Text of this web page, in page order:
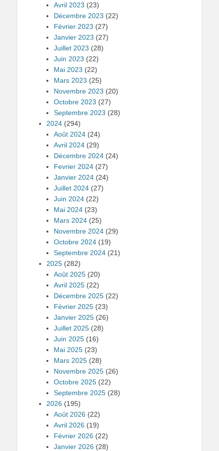
Avril 2023 (23)
Décembre 2023 (22)
Février 2023 (27)
Janvier 2023 (27)
Juillet 2023 (28)
Juin 2023 (22)
Mai 2023 (22)
Mars 2023 (25)
Novembre 2023 (20)
Octobre 2023 (27)
Septembre 2023 (28)
2024 (294)
Août 2024 (24)
Avril 2024 (29)
Décembre 2024 (24)
Fevrier 2024 (27)
Janvier 2024 (24)
Juillet 2024 (27)
Juin 2024 (22)
Mai 2024 (23)
Mars 2024 (25)
Novembre 2024 (29)
Octobre 2024 (19)
Septembre 2024 (21)
2025 (282)
Août 2025 (20)
Avril 2025 (22)
Décembre 2025 (22)
Février 2025 (23)
Janvier 2025 (26)
Juillet 2025 (28)
Juin 2025 (16)
Mai 2025 (23)
Mars 2025 (28)
Novembre 2025 (26)
Octobre 2025 (22)
Septembre 2025 (28)
2026 (195)
Août 2026 (22)
Avril 2026 (19)
Février 2026 (22)
Janvier 2026 (28)